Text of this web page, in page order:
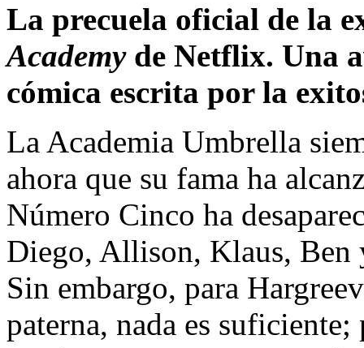
La precuela oficial de la
Academyde Netflix. Una
cómica escrita por la
La Academia Umbrella
ahora que su fama ha
Número Cinco ha
Diego, Allison, Klaus, Ben
Sin embargo, para
paterna, nada es